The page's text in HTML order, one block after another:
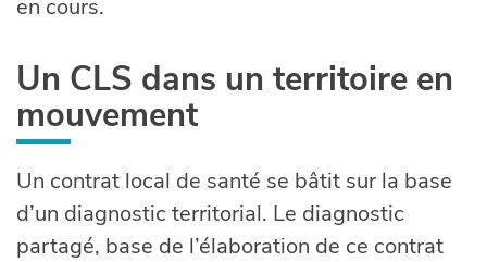
en cours.
Un CLS dans un territoire en
mouvement
Un contrat local de santé se bâtit sur la base
d’un diagnostic territorial. Le diagnostic
partagé, base de l’élaboration de ce contrat